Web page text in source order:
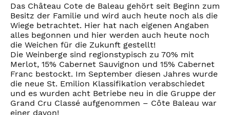
Das Château Cote de Baleau gehört seit Beginn zum
Besitz der Familie und wird auch heute noch als die
Wiege betrachtet. Hier hat nach eigenen Angaben
alles begonnen und hier werden auch heute noch
die Weichen für die Zukunft gestellt!
Die Weinberge sind regionstypisch zu 70% mit
Merlot, 15% Cabernet Sauvignon und 15% Cabernet
Franc bestockt. Im September diesen Jahres wurde
die neue St. Emilion Klassifikation verabschiedet
und es wurden acht Betriebe neu in die Gruppe der
Grand Cru Classé aufgenommen – Côte Baleau war
einer davon!